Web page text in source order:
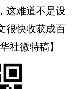
这难道不是设
很快收获成百
社微特稿】